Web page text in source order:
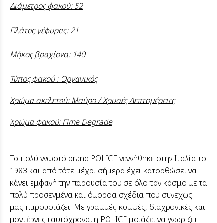
Διάμετρος φακού: 52
Πλάτος γέφυρας: 21
Μήκος βραχίονα: 140
Τύπος φακού : Οργανικός
Χρώμα σκελετού: Μαύρο / Χρυσές Λεπτομέρειες
Χρώμα φακού: Fime Degrade
Το πολύ γνωστό brand POLICE γεννήθηκε στην Ιταλία το
1983 και από τότε μέχρι σήμερα έχει κατορθώσει να
κάνει εμφανή την παρουσία του σε όλο τον κόσμο με τα
πολύ προσεγμένα και όμορφα σχέδια που συνεχώς
μας παρουσιάζει. Με γραμμές κομψές, διαχρονικές και
μοντέρνες ταυτόχρονα, η POLICE μοιάζει να γνωρίζει